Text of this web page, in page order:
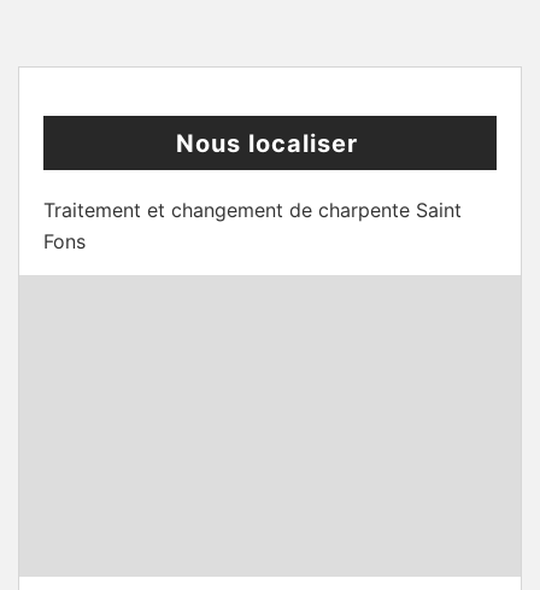
Nous localiser
Traitement et changement de charpente Saint
Fons